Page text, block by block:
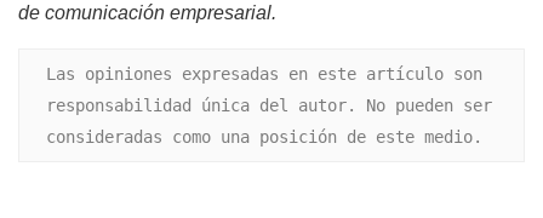
de comunicación empresarial.
Las opiniones expresadas en este artículo son
responsabilidad única del autor. No pueden ser
consideradas como una posición de este medio.